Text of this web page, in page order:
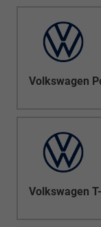
Volkswagen
Volkswagen